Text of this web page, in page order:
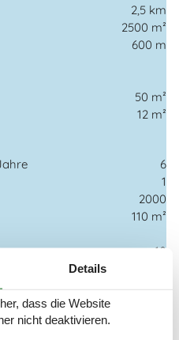
2,5 km
2500 m²
600 m
50 m²
12 m²
6
1
2000
110 m²
10
1
Details
dass die Website
nicht deaktivieren.